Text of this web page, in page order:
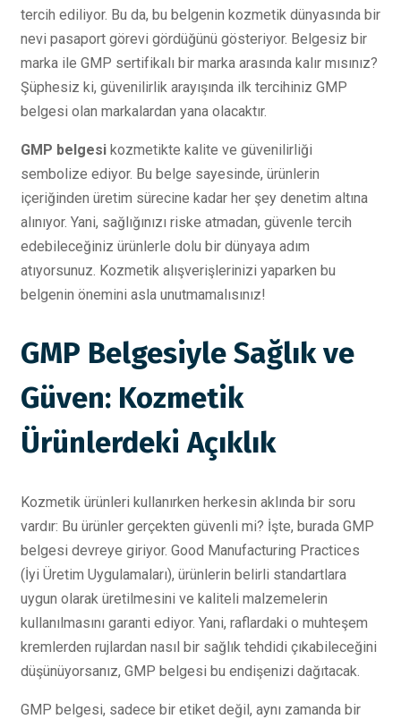
tercih ediliyor. Bu da, bu belgenin kozmetik dünyasında bir
nevi pasaport görevi gördüğünü gösteriyor. Belgesiz bir
marka ile GMP sertifikalı bir marka arasında kalır mısınız?
Şüphesiz ki, güvenilirlik arayışında ilk tercihiniz GMP
belgesi olan markalardan yana olacaktır.
GMP belgesi kozmetikte kalite ve güvenilirliği
sembolize ediyor. Bu belge sayesinde, ürünlerin
içeriğinden üretim sürecine kadar her şey denetim altına
alınıyor. Yani, sağlığınızı riske atmadan, güvenle tercih
edebileceğiniz ürünlerle dolu bir dünyaya adım
atıyorsunuz. Kozmetik alışverişlerinizi yaparken bu
belgenin önemini asla unutmamalısınız!
GMP Belgesiyle Sağlık ve
Güven: Kozmetik
Ürünlerdeki Açıklık
Kozmetik ürünleri kullanırken herkesin aklında bir soru
vardır: Bu ürünler gerçekten güvenli mi? İşte, burada GMP
belgesi devreye giriyor. Good Manufacturing Practices
(İyi Üretim Uygulamaları), ürünlerin belirli standartlara
uygun olarak üretilmesini ve kaliteli malzemelerin
kullanılmasını garanti ediyor. Yani, raflardaki o muhteşem
kremlerden rujlardan nasıl bir sağlık tehdidi çıkabileceğini
düşünüyorsanız, GMP belgesi bu endişenizi dağıtacak.
GMP belgesi, sadece bir etiket değil, aynı zamanda bir